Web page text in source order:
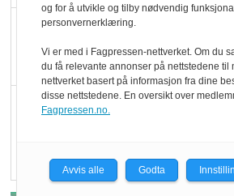
med å få
det?
og for å utvikle og tilby nødvendig
personvernerklæring.
Vi er med i Fagpressen-nettverket. Om du
du få relevante annonser på nettstedene til
nettverket basert på informasjon fra dine
disse nettstedene. En oversikt over
Fagpressen.no.
Avvis alle Godta